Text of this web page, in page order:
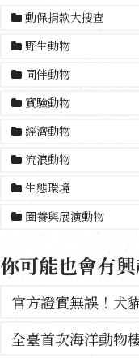
動保捐款大搜查
野生動物
同伴動物
實驗動物
經濟動物
流浪動物
生態環境
圈養與展演動物
你可能也會有
官方證實無誤！犬
全臺首次海洋動物